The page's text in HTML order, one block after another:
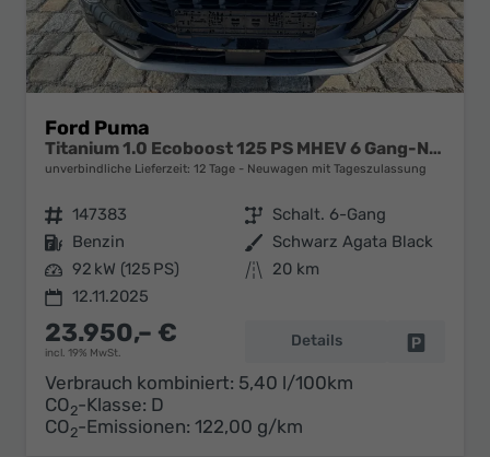
Ford Puma
Titanium 1.0 Ecoboost 125 PS MHEV 6 Gang-Navi-Rückfahrkamera-17" Alu-Winterpaket-Sofort
unverbindliche Lieferzeit: 12 Tage Neuwagen mit Tageszulassung
Fahrzeugnr. 147383 Getriebe Schalt. 6-Gang
Kraftstoff Benzin Außenfarbe Schwarz Agata Black
Leistung 92 kW (125 PS) Kilometerstand
20 km
12.11.2025
23.950,– €
incl. 19% MwSt.
Details
Verbrauch kombiniert: 5,40 l/100km
CO2-Klasse: D
CO2-Emissionen: 122,00 g/km